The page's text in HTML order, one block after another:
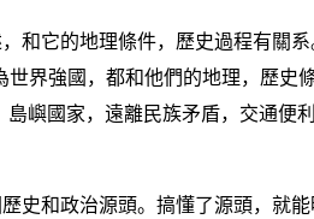
和它的地理條件，歷史過程有關
界強國，都和他們的地理，歷史
嶼國家，遠離民族矛盾，交通便
史和政治源頭。搞懂了源頭，就